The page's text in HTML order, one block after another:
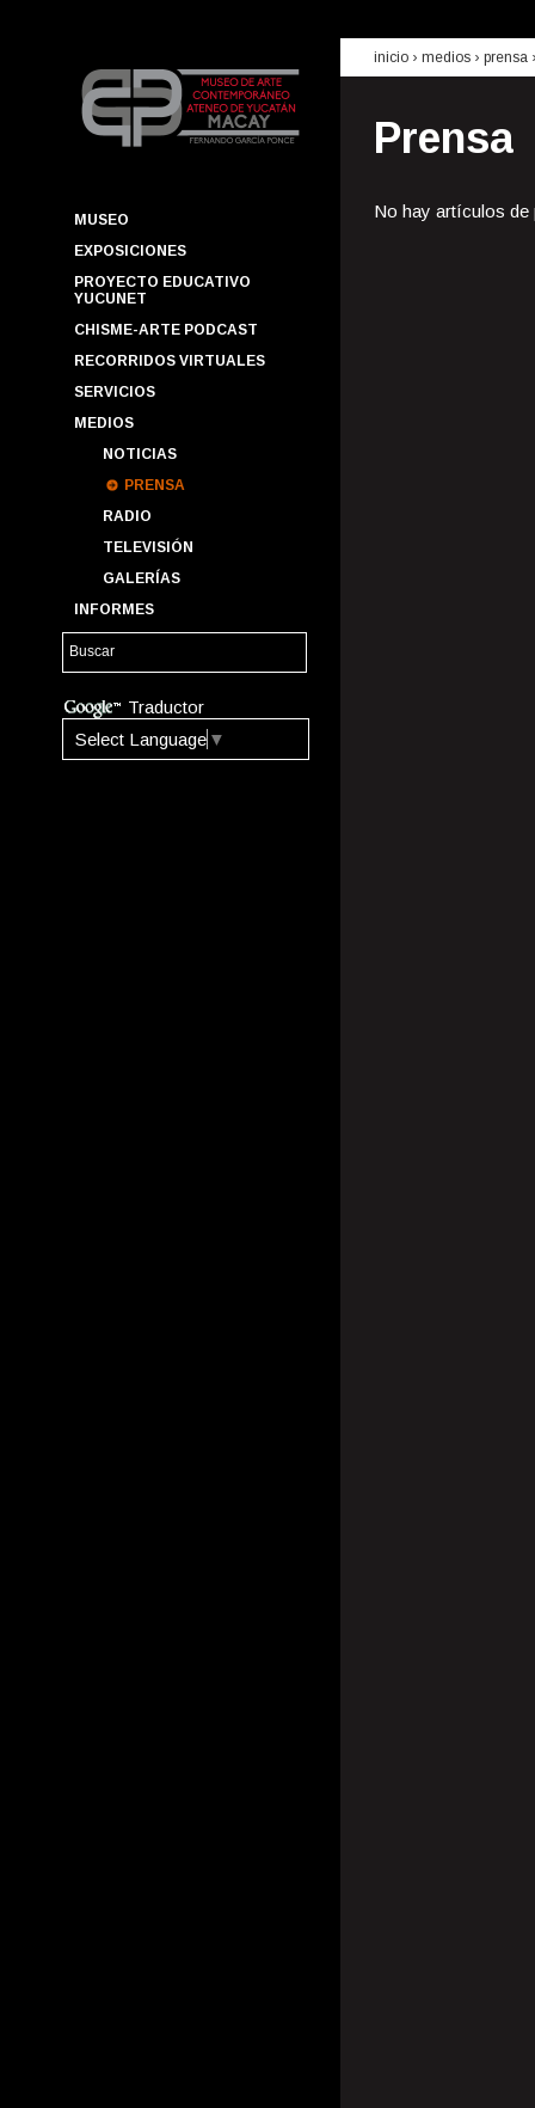
MUSEO
EXPOSICIONES
PROYECTO EDUCATIVO
YUCUNET
CHISME-ARTE PODCAST
RECORRIDOS VIRTUALES
SERVICIOS
MEDIOS
NOTICIAS
PRENSA
RADIO
TELEVISIÓN
GALERÍAS
INFORMES
Traductor
Select Language ▼
inicio › medios › prensa
Prensa
No hay artículos de